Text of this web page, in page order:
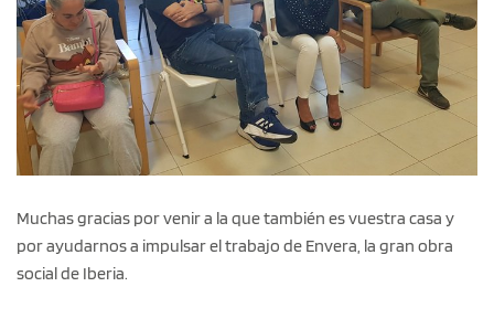
Muchas gracias por venir a la que también es vuestra casa y
por ayudarnos a impulsar el trabajo de Envera, la gran obra
social de Iberia.